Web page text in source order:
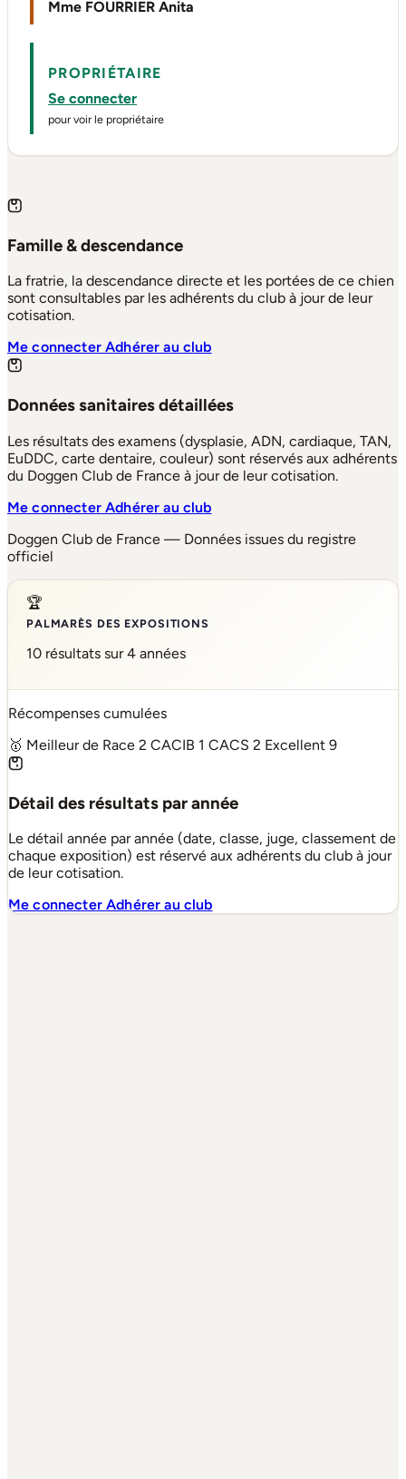
Mme FOURRIER Anita
PROPRIÉTAIRE
Se connecter
pour voir le propriétaire
Famille & descendance
La fratrie, la descendance directe et les portées de ce chien
sont consultables par les adhérents du club à jour de leur
cotisation.
Me connecterAdhérer au club
Données sanitaires détaillées
Les résultats des examens (dysplasie, ADN, cardiaque, TAN,
EuDDC, carte dentaire, couleur) sont réservés aux adhérents
du Doggen Club de France à jour de leur cotisation.
Me connecterAdhérer au club
Doggen Club de France — Données issues du registre
officiel
🏆
PALMARÈS DES EXPOSITIONS
10 résultats sur 4 années
Récompenses cumulées
🥇 Meilleur de Race 2 CACIB 1 CACS 2 Excellent 9
Détail des résultats par année
Le détail année par année (date, classe, juge, classement de
chaque exposition) est réservé aux adhérents du club à jour
de leur cotisation.
Me connecterAdhérer au club